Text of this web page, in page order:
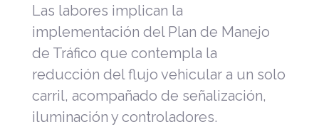
Las labores implican la
implementación del Plan de Manejo
de Tráfico que contempla la
reducción del flujo vehicular a un solo
carril, acompañado de señalización,
iluminación y controladores.